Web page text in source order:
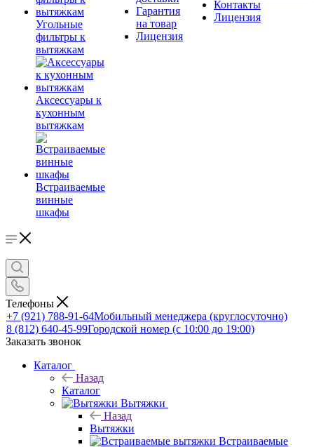
Угольные
фильтры к
вытяжкам
Аксессуары к
кухонным
вытяжкам
Встраиваемые
винные
шкафы
Гарантия
на товар
Лицензия
Контакты
Лицензия
Телефоны
+7 (921) 788-91-64Мобильный менеджера (круглосуточно)
8 (812) 640-45-99Городской номер (с 10:00 до 19:00)
Заказать звонок
Каталог
Назад
Каталог
Вытяжки
Назад
Вытяжки
Встраиваемые